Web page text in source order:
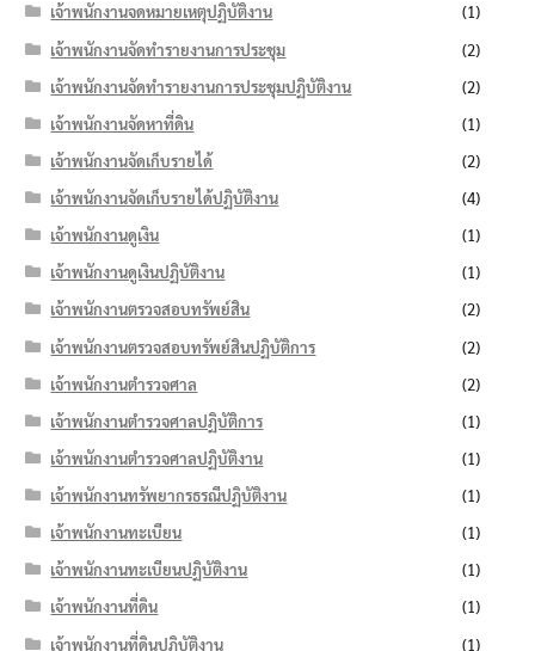
เจ้าพนักงานจดหมายเหตุปฏิบัติงาน
(1)
เจ้าพนักงานจัดทำรายงานการประชุม
(2)
เจ้าพนักงานจัดทำรายงานการประชุมปฏิบัติงาน
(2)
เจ้าพนักงานจัดหาที่ดิน
(1)
เจ้าพนักงานจัดเก็บรายได้
(2)
เจ้าพนักงานจัดเก็บรายได้ปฏิบัติงาน
(4)
เจ้าพนักงานดูเงิน
(1)
เจ้าพนักงานดูเงินปฏิบัติงาน
(1)
เจ้าพนักงานตรวจสอบทรัพย์สิน
(2)
เจ้าพนักงานตรวจสอบทรัพย์สินปฏิบัติการ
(2)
เจ้าพนักงานตำรวจศาล
(2)
เจ้าพนักงานตำรวจศาลปฏิบัติการ
(1)
เจ้าพนักงานตำรวจศาลปฏิบัติงาน
(1)
เจ้าพนักงานทรัพยากรธรณีปฏิบัติงาน
(1)
เจ้าพนักงานทะเบียน
(1)
เจ้าพนักงานทะเบียนปฏิบัติงาน
(1)
เจ้าพนักงานที่ดิน
(1)
เจ้าพนักงานที่ดินปฏิบัติงาน
(1)